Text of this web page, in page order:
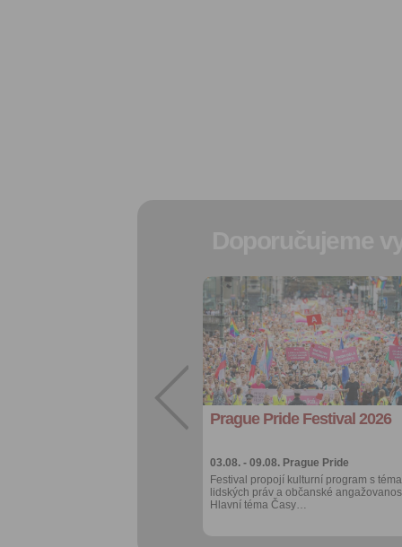
Prague Pride Festival 2026
03.08. - 09.08. Prague Pride
Festival propojí kulturní program s
lidských práv a občanské
Hlavní téma Časy…
Přidat do
oblíbených
Sdílet:
Facebook
export do
kalendáře
Více výhod pro